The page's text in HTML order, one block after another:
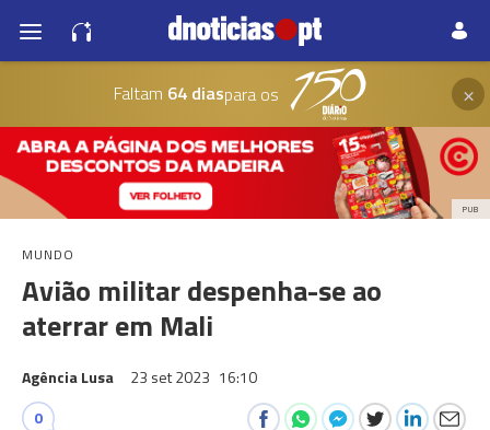
Faltam 64 diaspara os ×
PUB
MUNDO
Avião militar despenha-se ao
aterrar em Mali
Agência Lusa 23 set 2023 16:10
0